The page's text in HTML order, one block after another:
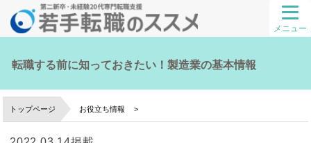
メニュー
転職する前に知っておきたい！製造業の基本情報
トップページ お役立ち情報